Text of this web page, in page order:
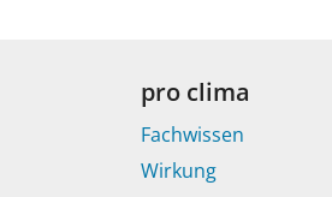
pro clima
Fachwissen
Wirkung